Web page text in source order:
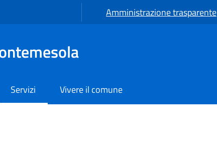
Amministrazione trasparente
Servizi Vivere il comune